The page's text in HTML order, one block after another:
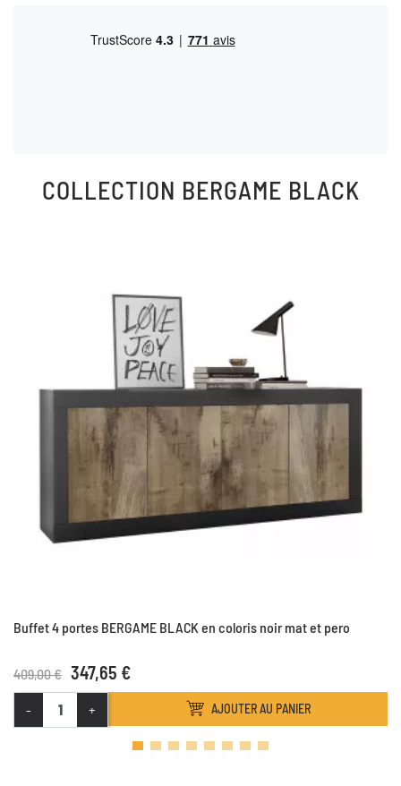
COLLECTION BERGAME BLACK
Buffet 4 portes BERGAME BLACK en coloris noir mat et pero
409,00 € 347,65 €
- + AJOUTER AU PANIER